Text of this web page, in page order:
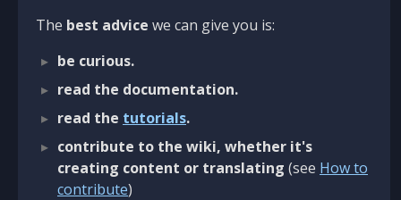
The best advice we can give you is:
be curious.
read the documentation.
read the tutorials.
contribute to the wiki, whether it's
creating content or translating (see How to
contribute)